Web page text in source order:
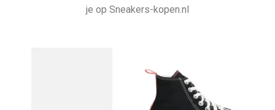
je op Sneakers-kopen.nl